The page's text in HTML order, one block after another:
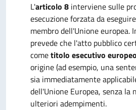
L'articolo 8 interviene sulle
esecuzione forzata da
membro dell'Unione europea.
prevede che l'atto pubblico
cometitolo esecutivo europeo
origine (ad esempio, una
sia immediatamente
dell'Unione Europea, senza la
ulteriori adempimenti.